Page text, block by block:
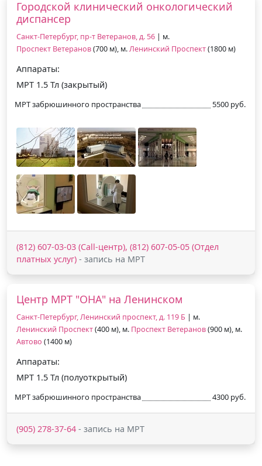
Городской клинический онкологический
диспансер
Санкт-Петербург, пр-т Ветеранов, д. 56 | м.
Проспект Ветеранов(700 м), м.Ленинский Проспект(1800 м)
Аппараты:
МРТ 1.5 Тл (закрытый)
МРТ забрюшинного пространства 5500 руб.
(812) 607-03-03 (Call-центр), (812) 607-05-05 (Отдел
платных услуг) - запись на МРТ
Центр МРТ "ОНА" на Ленинском
Санкт-Петербург, Ленинский проспект, д. 119 Б | м.
Ленинский Проспект(400 м), м. Проспект Ветеранов(900 м), м.
Автово (1400 м)
Аппараты:
МРТ 1.5 Тл (полуоткрытый)
МРТ забрюшинного пространства 4300 руб.
(905) 278-37-64 - запись на МРТ